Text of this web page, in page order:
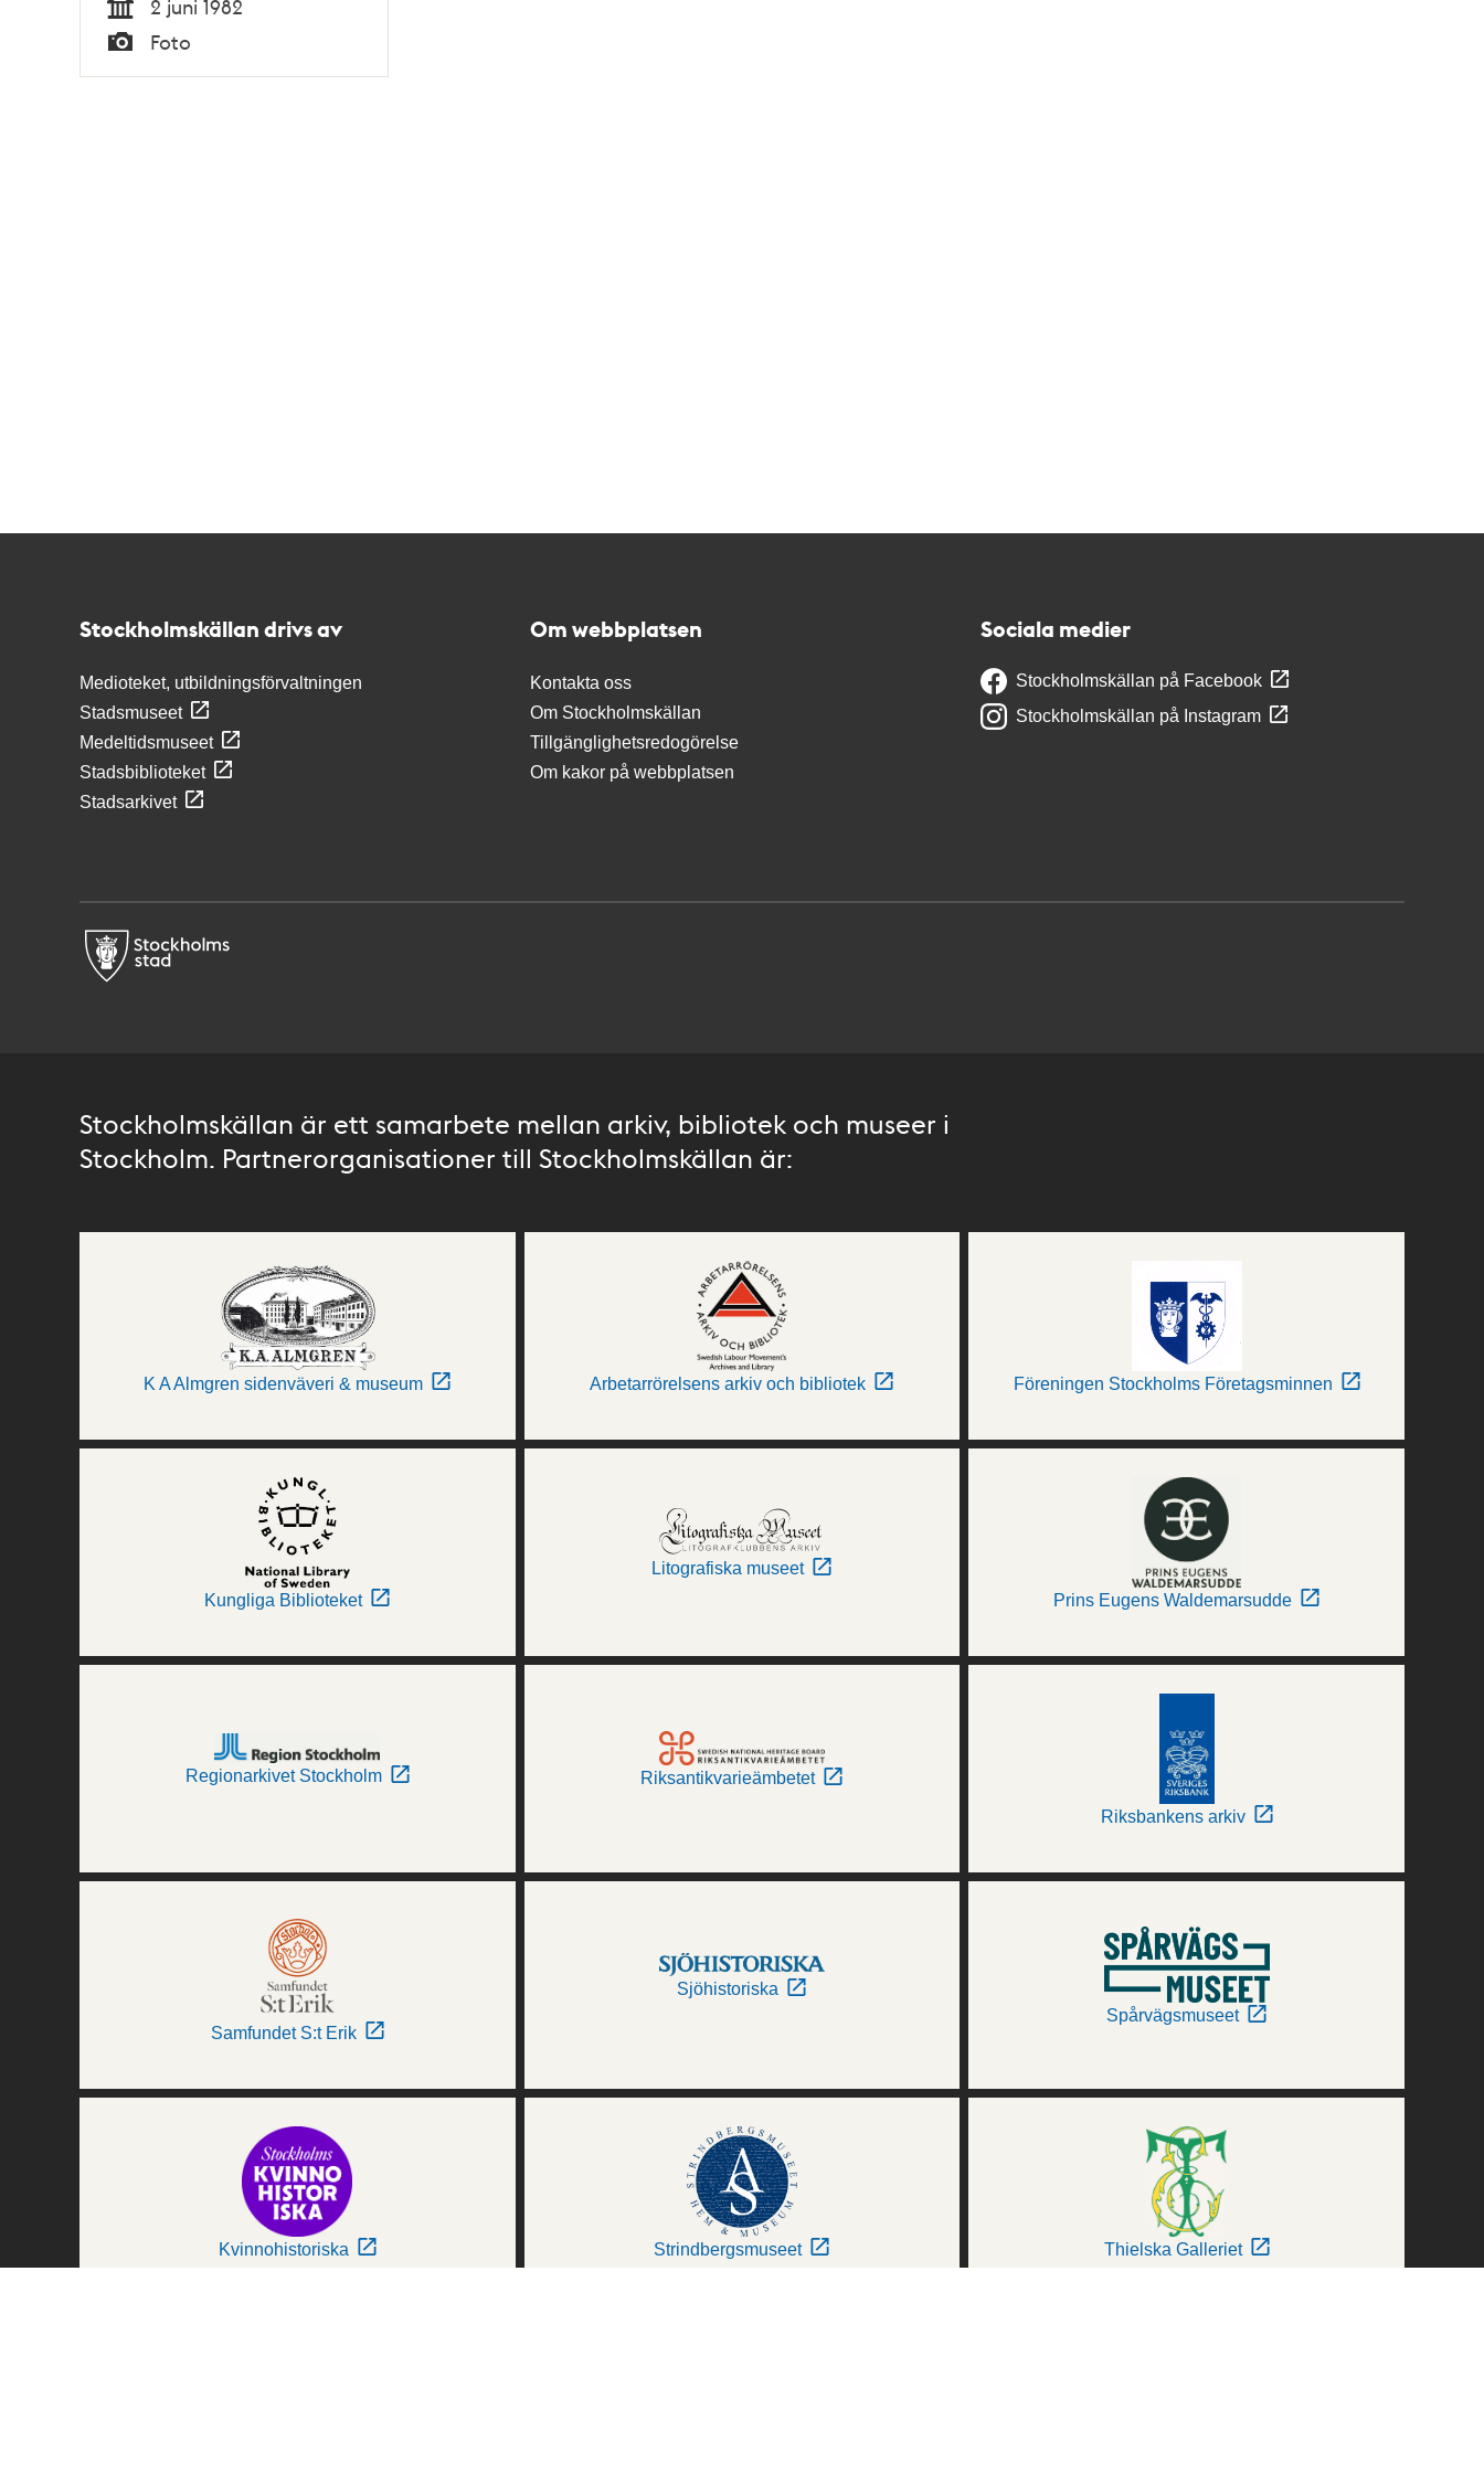
Tid
2 juni 1982
Typ
Foto
Stockholmskällan drivs av
Medioteket, utbildningsförvaltningen
Stadsmuseet
Medeltidsmuseet
Stadsbiblioteket
Stadsarkivet
Om webbplatsen
Kontakta oss
Om Stockholmskällan
Tillgänglighetsredogörelse
Om kakor på webbplatsen
Sociala medier
Stockholmskällan på Facebook
Stockholmskällan på Instagram
Stockholmskällan är ett samarbete mellan arkiv, bibliotek och museer i
Stockholm. Partnerorganisationer till Stockholmskällan är:
K A Almgren sidenväveri & museum Arbetarrörelsens arkiv och bibliotek Föreningen Stockholms Företagsminnen
Kungliga Biblioteket
Litografiska museet
Prins Eugens Waldemarsudde
Regionarkivet Stockholm Riksantikvarieämbetet
Riksbankens arkiv
Samfundet S:t Erik
Sjöhistoriska
Spårvägsmuseet
Kvinnohistoriska Strindbergsmuseet Thielska Galleriet